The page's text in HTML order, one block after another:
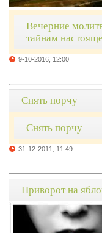
Вечерние
тайнам
9-10-2016, 12:00
Снять порчу
Снять порчу
31-12-2011, 11:49
Приворот на